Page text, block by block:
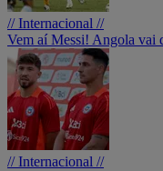
// Internacional //
Vem aí Messi! Angola vai
// Internacional //